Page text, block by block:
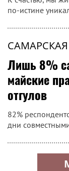
по-истине
Лишь 8%
майские
отгулов
82%
дни